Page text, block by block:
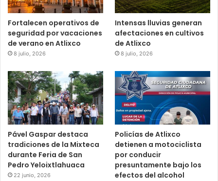
Fortalecen operativos de
seguridad por vacaciones
de verano en Atlixco
8 julio, 2026
Intensas lluvias generan
afectaciones en cultivos
de Atlixco
8 julio, 2026
Pável Gaspar destaca
tradiciones de la Mixteca
durante Feria de San
Pedro Yeloixtlahuaca
22 junio, 2026
Policías de Atlixco
detienen a motociclista
por conducir
presuntamente bajo los
efectos del alcohol